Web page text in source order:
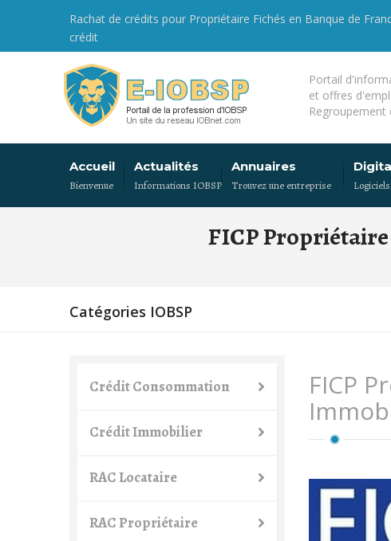
Rachat de crédits pour Propriétaire Fichés en Banque de
crédit
Portail
et offres
Regroupement
Accueil
Bienvenue
Actualités
Informations IOBSP
Annuaires
Trouvez une entreprise
FICP
Catégories IOBSP
Crédit Consommation
Crédit Immobilier
RAC Locataire
RAC Propriétaire
FICP